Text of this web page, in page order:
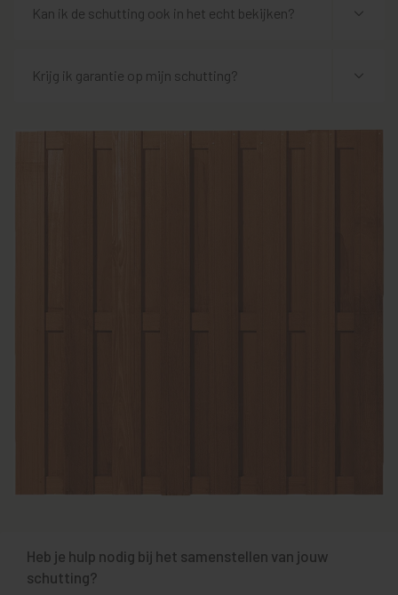
Kan ik de schutting ook in het echt bekijken?
Krijg ik garantie op mijn schutting?
Heb je hulp nodig bij het samenstellen van jouw
schutting?